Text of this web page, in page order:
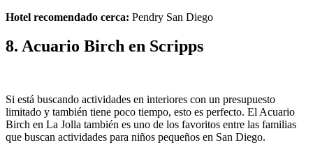
Hotel recomendado cerca: Pendry San Diego
8. Acuario Birch en Scripps
Si está buscando actividades en interiores con un presupuesto
limitado y también tiene poco tiempo, esto es perfecto. El Acuario
Birch en La Jolla también es uno de los favoritos entre las familias
que buscan actividades para niños pequeños en San Diego.